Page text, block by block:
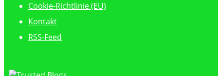
Cookie-Richtlinie (EU)
Kontakt
RSS-Feed